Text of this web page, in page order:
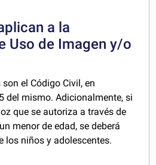
a la
Uso de Imagen y/o
el Código Civil, en
del mismo. Adicionalmente, si
que se autoriza a través de
menor de edad, se deberá
los niños y adolescentes.